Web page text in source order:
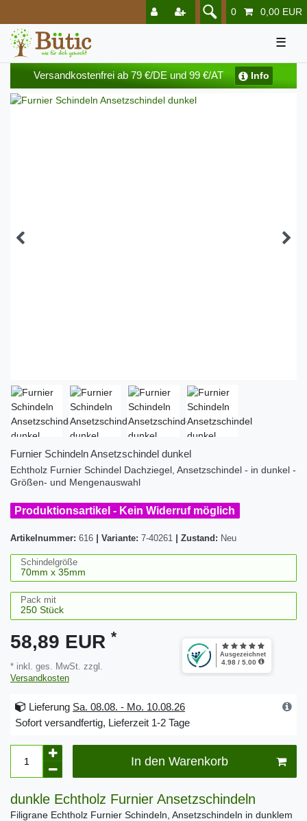
0 0,00 EUR
☰
Versandkostenfrei ab 79 €/DE und 99 €/AT Info
Furnier Schindeln Ansetzschindel dunkel
Echtholz Furnier Schindel Dachziegel, Ansetzschindel - in dunkel -
Größen- und Mengenauswahl
Produktionsartikel - Kein Widerruf möglich
Artikelnummer: 616 Variante: 7-40261 Zustand: Neu
Schindelgröße
Pack mit
58,89 EUR *
* inkl. ges. MwSt. zzgl.
Versandkosten
Lieferung Sa. 08.08. - Mo. 10.08.26
Sofort versandfertig, Lieferzeit 1-2 Tage
In den Warenkorb
dunkle Echtholz Furnier Ansetzschindeln
Filigrane Echtholz Furnier Schindeln, Ansetzschindeln in dunklem